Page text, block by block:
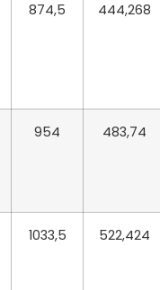
874,5 444,268
954 483,74
1033,5 522,424